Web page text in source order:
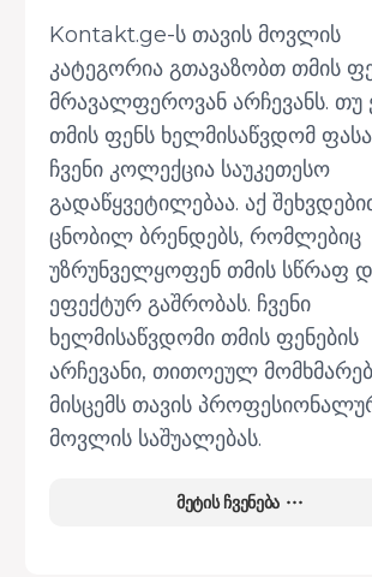
Kontakt.ge-ს თავის მოვლის
კატეგორია გთავაზობთ თმის
მრავალფეროვან არჩევანს. თუ
თმის ფენს ხელმისაწვდომ
ჩვენი კოლექცია საუკეთესო
გადაწყვეტილებაა. აქ
ცნობილ ბრენდებს, რომლებიც
უზრუნველყოფენ თმის სწრაფ
ეფექტურ გაშრობას. ჩვენი
ხელმისაწვდომი თმის ფენების
არჩევანი, თითოეულ
მისცემს თავის
მოვლის საშუალებას.
თმის ფენები განვადებით
მეტის ჩვენება